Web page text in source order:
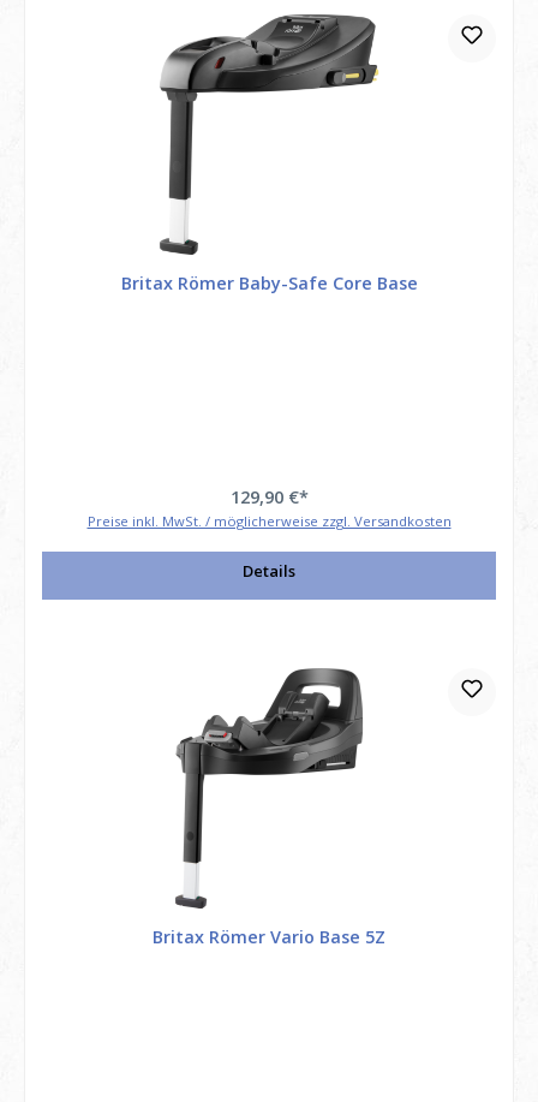
Britax Römer Baby-Safe Core Base
129,90 €*
Preise inkl. MwSt. / möglicherweise zzgl. Versandkosten
Details
Britax Römer Vario Base 5Z